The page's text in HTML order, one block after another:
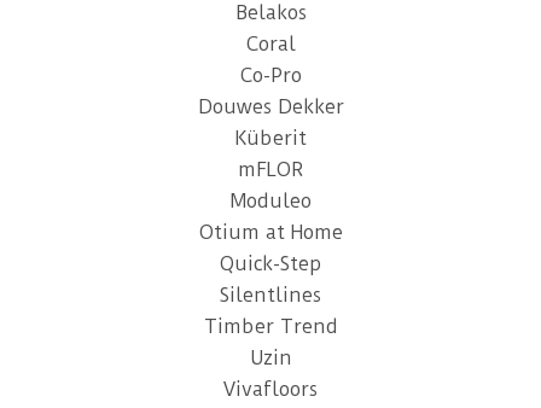
Belakos
Coral
Co-Pro
Douwes Dekker
Küberit
mFLOR
Moduleo
Otium at Home
Quick-Step
Silentlines
Timber Trend
Uzin
Vivafloors